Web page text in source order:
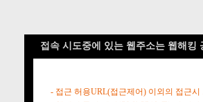
접속 시도중에 있는 웹주소는 웹해킹
- 접근 허용URL(접근제어) 이외의 접근시